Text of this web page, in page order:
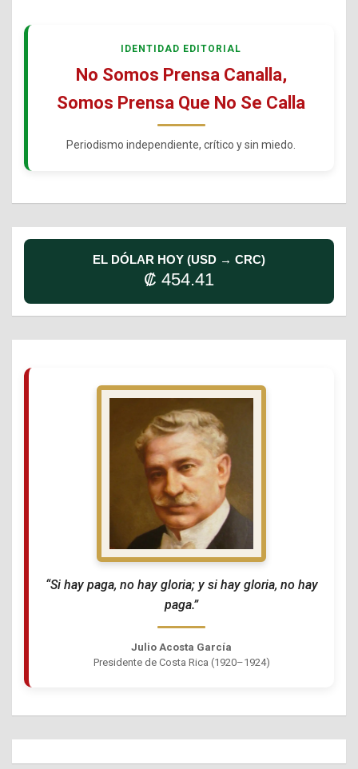
IDENTIDAD EDITORIAL
No Somos Prensa Canalla,
Somos Prensa Que No Se Calla
Periodismo independiente, crítico y sin miedo.
EL DÓLAR HOY (USD → CRC)
₡ 454.41
“Si hay paga, no hay gloria; y si hay gloria, no hay
paga.”
Julio Acosta García
Presidente de Costa Rica (1920–1924)